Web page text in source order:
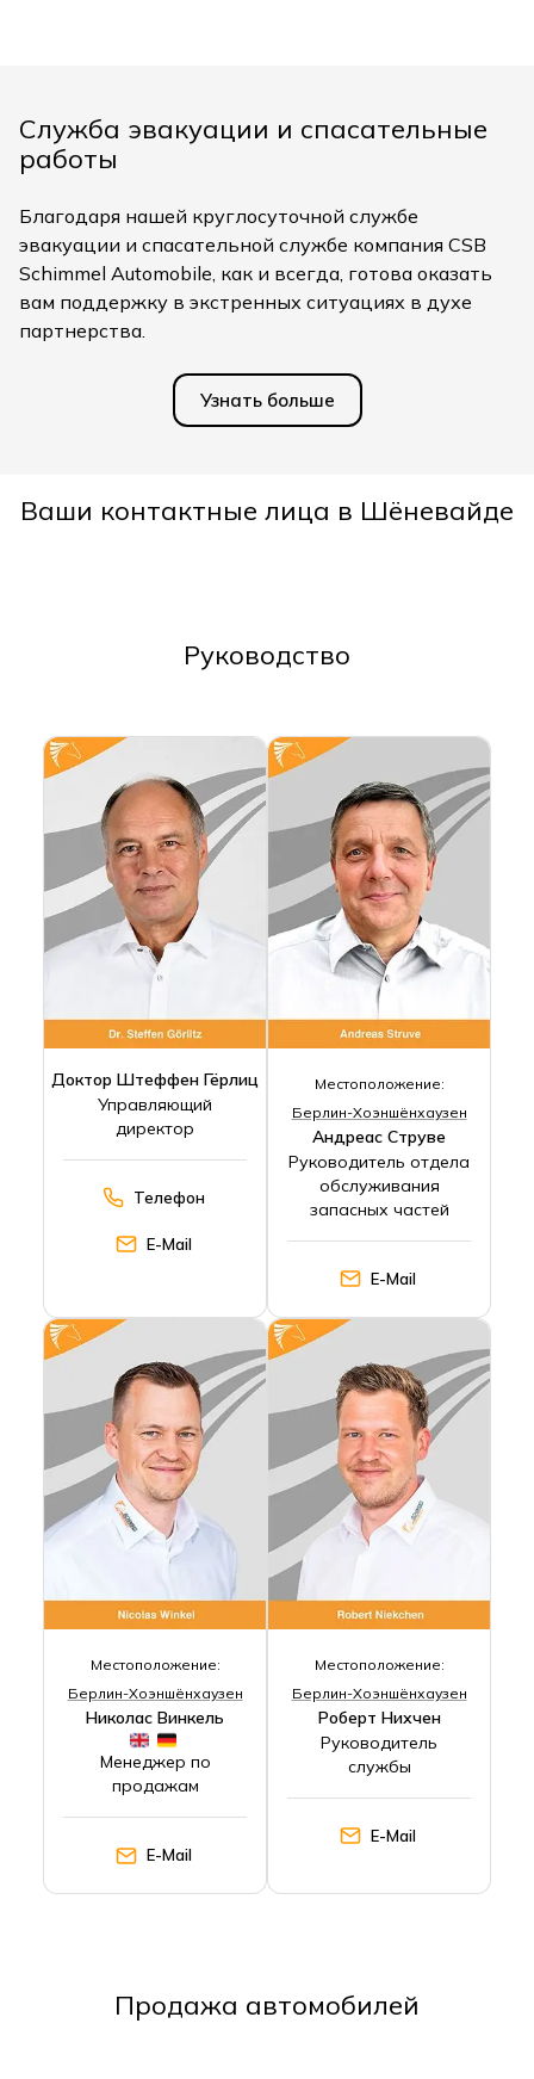
Служба эвакуации и спасательные
работы
Благодаря нашей круглосуточной службе
эвакуации и спасательной службе компания CSB
Schimmel Automobile, как и всегда, готова оказать
вам поддержку в экстренных ситуациях в духе
партнерства.
Узнать больше
Ваши контактные лица в Шёневайде
Руководство
Доктор Штеффен Гёрлиц
Управляющий
директор
Телефон
E-Mail
Местоположение:
Берлин-Хоэншёнхаузен
Андреас Струве
Руководитель отдела
обслуживания
запасных частей
E-Mail
Местоположение:
Берлин-Хоэншёнхаузен
Николас Винкель
Менеджер по
продажам
E-Mail
Местоположение:
Берлин-Хоэншёнхаузен
Роберт Нихчен
Руководитель
службы
E-Mail
Продажа автомобилей